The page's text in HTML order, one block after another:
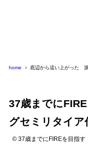
home 底辺から這い上がった
37歳までに
グセミリタイア
© 37歳までにFIREを目指す